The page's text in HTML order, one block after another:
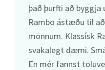
það þurfti að
Rambo ástæðu til
mönnum. Klassísk
svakalegt dæmi.
En mér fannst